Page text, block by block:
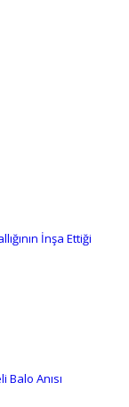
İnşa Ettiği
Balo Anısı